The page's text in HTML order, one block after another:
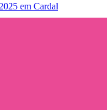
em Cardal